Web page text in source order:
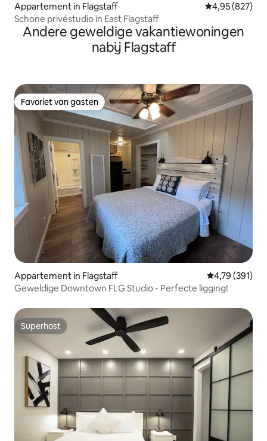
Appartement in Flagstaff Gemiddelde
4,95 (827)
Schone privéstudio in East Flagstaff
Andere geweldige vakantiewoningen
nabij Flagstaff
Favoriet van gasten
Favoriet van gasten
Appartement in Flagstaff Gemiddelde
4,79 (391)
Geweldige Downtown FLG Studio - Perfecte ligging!
Superhost
Superhost